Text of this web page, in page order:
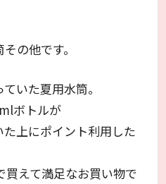
の他です。
いた夏用水筒。
ボトルが
上にポイント利用した
買えて満足なお買い物で